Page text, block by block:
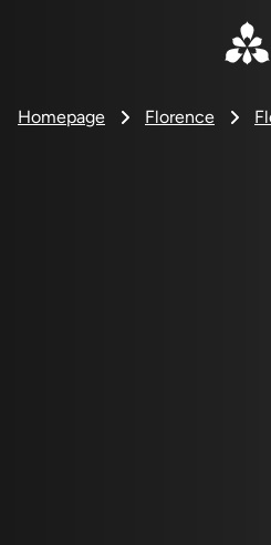
Homepage Florence